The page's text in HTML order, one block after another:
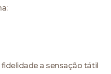
a sensação tátil